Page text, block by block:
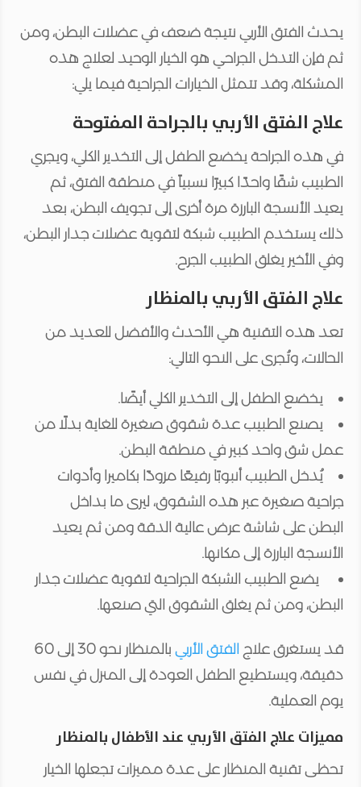
يحدث الفتق الأربي نتيجة ضعف في عضلات البطن، ومن
ثم فإن التدخل الجراحي هو الخيار الوحيد لعلاج هذه
المشكلة، وقد تتمثل الخيارات الجراحية فيما يلي:
علاج الفتق الأربي بالجراحة المفتوحة
في هذه الجراحة يخضع الطفل إلى التخدير الكلي، ويجري
الطبيب شقًا واحدًا كبيرًا نسبياً في منطقة الفتق، ثم
يعيد الأنسجة البارزة مرة أخرى إلى تجويف البطن، بعد
ذلك يستخدم الطبيب شبكة لتقوية عضلات جدار البطن،
وفي الأخير يغلق الطبيب الجرح.
علاج الفتق الأربي بالمنظار
تعد هذه التقنية هي الأحدث والأفضل للعديد من
الحالات، وتُجرى على النحو التالي:
يخضع الطفل إلى التخدير الكلي أيضًا.
يصنع الطبيب عدة شقوق صغيرة للغاية بدلًا من
عمل شق واحد كبير في منطقة البطن.
يُدخل الطبيب أنبوبًا رفيعًا مزودًا بكاميرا وأدوات
جراحية صغيرة عبر هذه الشقوق، ليرى ما بداخل
البطن على شاشة عرض عالية الدقة ومن ثم يعيد
الأنسجة البارزة إلى مكانها.
يضع الطبيب الشبكة الجراحية لتقوية عضلات جدار
البطن، ومن ثم يغلق الشقوق التي صنعها.
قد يستغرق علاج الفتق الأربي
بالمنظار نحو 30 إلى 60
دقيقة، ويستطيع الطفل العودة إلى المنزل في نفس
يوم العملية.
مميزات علاج الفتق الأربي عند الأطفال بالمنظار
تحظى تقنية المنظار على عدة مميزات تجعلها الخيار